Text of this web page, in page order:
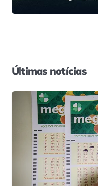
Últimas notícias